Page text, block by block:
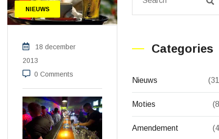
NIEUWS
18 december
2013
0 Comments
Categories
Nieuws
Moties
Amendement